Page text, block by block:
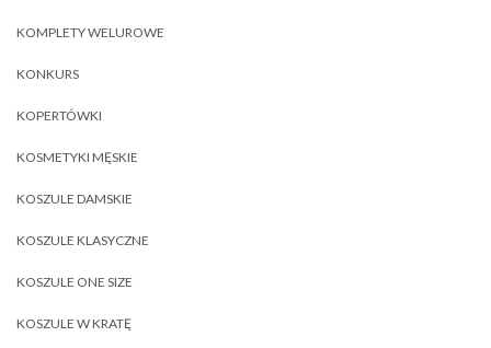
KOMPLETY WELUROWE
KONKURS
KOPERTÓWKI
KOSMETYKI MĘSKIE
KOSZULE DAMSKIE
KOSZULE KLASYCZNE
KOSZULE ONE SIZE
KOSZULE W KRATĘ